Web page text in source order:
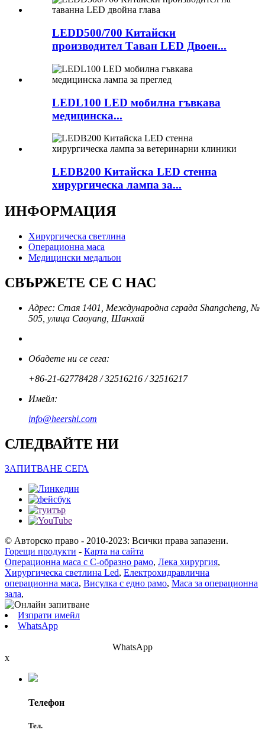
LEDD500/700 Китайски
производител Таван LED Двоен...
LEDL100 LED мобилна гъвкава
медицинска...
LEDB200 Китайска LED стенна
хирургическа лампа за...
ИНФОРМАЦИЯ
Хирургическа светлина
Операционна маса
Медицински медальон
СВЪРЖЕТЕ СЕ С НАС
Адрес: Стая 1401, Международна сграда Shangcheng, №
505, улица Caoyang, Шанхай
Обадете ни се сега:
+86-21-62778428 / 32516216 / 32516217
Имейл:
info@heershi.com
СЛЕДВАЙТЕ НИ
ЗАПИТВАНЕ СЕГА
© Авторско право - 2010-2023: Всички права запазени.
Горещи продукти - Карта на сайта
Операционна маса с C-образно рамо, Лека хирургия,
Хирургическа светлина Led, Електрохидравлична
операционна маса, Висулка с едно рамо, Маса за операционна
зала,
Изпрати имейл
WhatsApp
WhatsApp
x
Телефон
Тел.